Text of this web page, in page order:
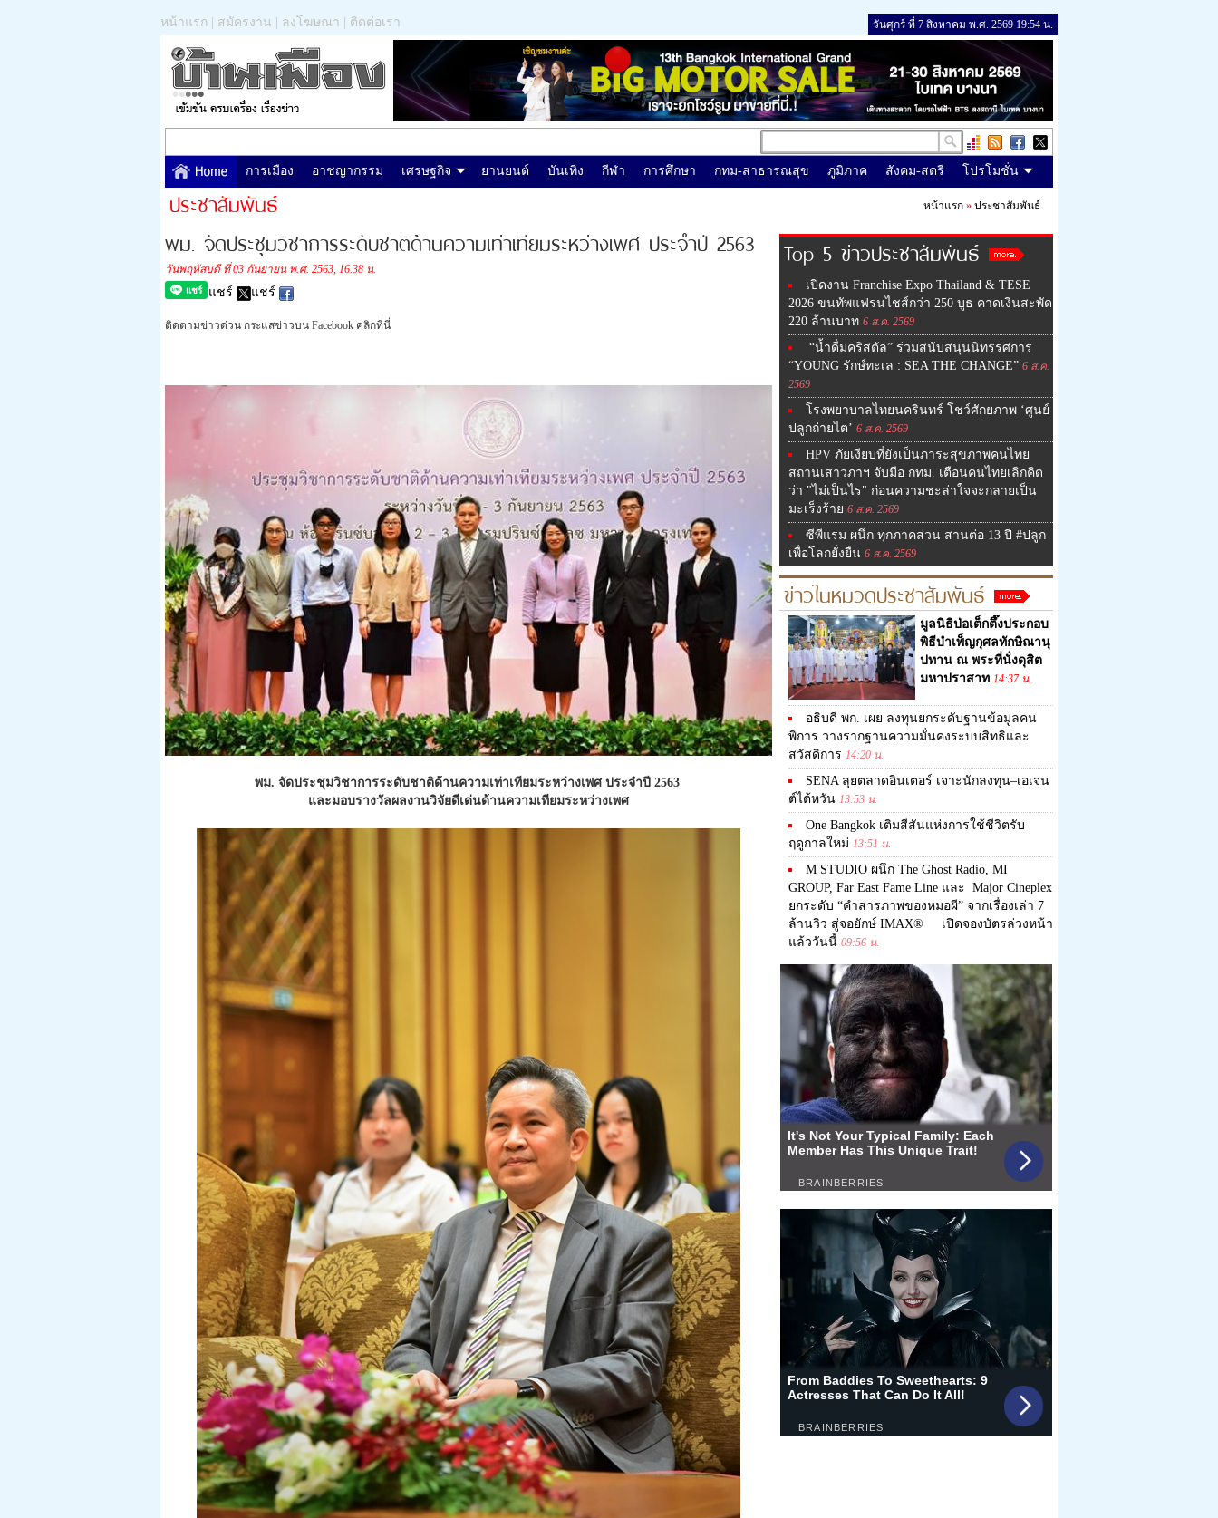
หน้าแรก สมัครงาน ลงโฆษณา ติดต่อเรา วันศุกร์ ที่ 7 สิงหาคม พ.ศ. 2569 19:54 น.
การเมือง อาชญากรรม เศรษฐกิจ ยานยนต์ บันเทิง กีฬา การศึกษา กทม-สาธารณสุข ภูมิภาค สังคม-สตรี โปรโมชั่น
ประชาสัมพันธ์
พม. จัดประชุมวิชาการระดับชาติด้านความเท่าเทียมระหว่างเพศ ประจำปี 2563
วันพฤหัสบดี ที่ 03 กันยายน พ.ศ. 2563, 16.38 น.
แชร์ แชร์
ติดตามข่าวด่วน กระแสข่าวบน Facebook คลิกที่นี่
พม. จัดประชุมวิชาการระดับชาติด้านความเท่าเทียมระหว่างเพศ ประจำปี 2563
และมอบรางวัลผลงานวิจัยดีเด่นด้านความเทียมระหว่างเพศ
หน้าแรก » ประชาสัมพันธ์
Top 5 ข่าวประชาสัมพันธ์
เปิดงาน Franchise Expo Thailand & TESE
2026 ขนทัพแฟรนไชส์กว่า 250 บูธ คาดเงินสะพัด
220 ล้านบาท 6 ส.ค. 2569
“น้ำดื่มคริสตัล” ร่วมสนับสนุนนิทรรศการ
“YOUNG รักษ์ทะเล : SEA THE CHANGE” 6 ส.ค.
2569
โรงพยาบาลไทยนครินทร์ โชว์ศักยภาพ ‘ศูนย์
ปลูกถ่ายไต’ 6 ส.ค. 2569
HPV ภัยเงียบที่ยังเป็นภาระสุขภาพคนไทย
สถานเสาวภาฯ จับมือ กทม. เตือนคนไทยเลิกคิด
ว่า "ไม่เป็นไร" ก่อนความชะล่าใจจะกลายเป็น
มะเร็งร้าย 6 ส.ค. 2569
ซีพีแรม ผนึก ทุกภาคส่วน สานต่อ 13 ปี #ปลูก
เพื่อโลกยั่งยืน 6 ส.ค. 2569
ข่าวในหมวดประชาสัมพันธ์
มูลนิธิป่อเต็กตึ๊งประกอบ
พิธีบำเพ็ญกุศลทักษิณานุ
ปทาน ณ พระที่นั่งดุสิต
มหาปราสาท 14:37 น.
อธิบดี พก. เผย ลงทุนยกระดับฐานข้อมูลคน
พิการ วางรากฐานความมั่นคงระบบสิทธิและ
สวัสดิการ 14:20 น.
SENA ลุยตลาดอินเตอร์ เจาะนักลงทุน–เอเจน
ต์ไต้หวัน 13:53 น.
One Bangkok เติมสีสันแห่งการใช้ชีวิตรับ
ฤดูกาลใหม่ 13:51 น.
M STUDIO ผนึก The Ghost Radio, MI
GROUP, Far East Fame Line และ Major Cineplex
ยกระดับ “คำสารภาพของหมอผี” จากเรื่องเล่า 7
ล้านวิว สู่จอยักษ์ IMAX® เปิดจองบัตรล่วงหน้า
แล้ววันนี้ 09:56 น.